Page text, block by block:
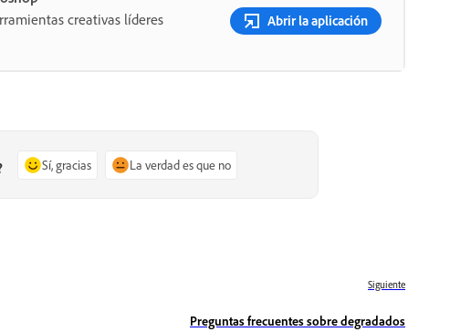
creativas líderes
Abrir la aplicación
Sí, gracias La verdad es que no
Siguiente
Preguntas frecuentes sobre degradados